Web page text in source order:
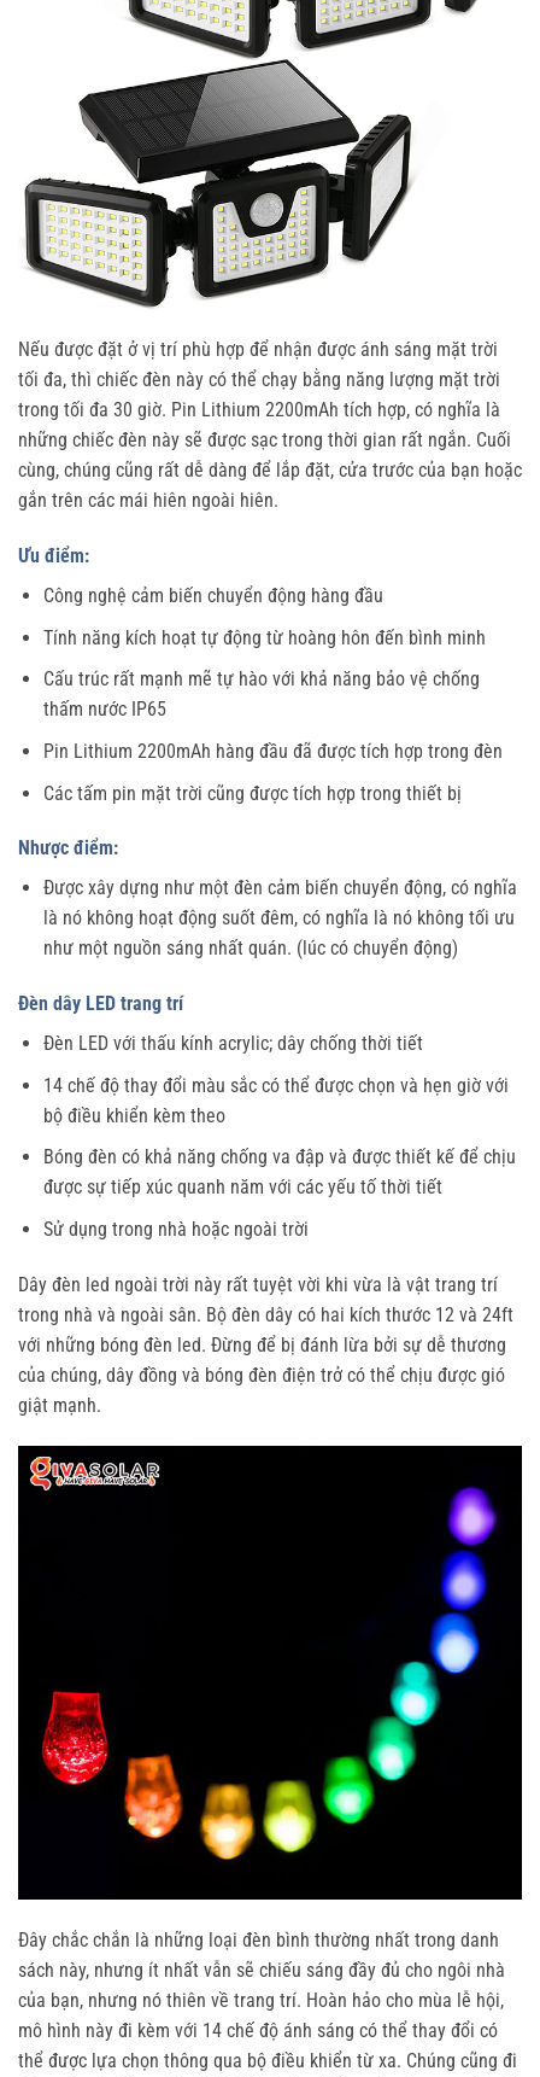
Nếu được đặt ở vị trí phù hợp để nhận được ánh sáng mặt trời
tối đa, thì chiếc đèn này có thể chạy bằng năng lượng mặt trời
trong tối đa 30 giờ. Pin Lithium 2200mAh tích hợp, có nghĩa là
những chiếc đèn này sẽ được sạc trong thời gian rất ngắn. Cuối
cùng, chúng cũng rất dễ dàng để lắp đặt, cửa trước của bạn hoặc
gắn trên các mái hiên ngoài hiên.
Ưu điểm:
Công nghệ cảm biến chuyển động hàng đầu
Tính năng kích hoạt tự động từ hoàng hôn đến bình minh
Cấu trúc rất mạnh mẽ tự hào với khả năng bảo vệ chống
thấm nước IP65
Pin Lithium 2200mAh hàng đầu đã được tích hợp trong đèn
Các tấm pin mặt trời cũng được tích hợp trong thiết bị
Nhược điểm:
Được xây dựng như một đèn cảm biến chuyển động, có nghĩa
là nó không hoạt động suốt đêm, có nghĩa là nó không tối ưu
như một nguồn sáng nhất quán. (lúc có chuyển động)
Đèn dây LED trang trí
Đèn LED với thấu kính acrylic; dây chống thời tiết
14 chế độ thay đổi màu sắc có thể được chọn và hẹn giờ với
bộ điều khiển kèm theo
Bóng đèn có khả năng chống va đập và được thiết kế để chịu
được sự tiếp xúc quanh năm với các yếu tố thời tiết
Sử dụng trong nhà hoặc ngoài trời
Dây đèn led ngoài trời này rất tuyệt vời khi vừa là vật trang trí
trong nhà và ngoài sân. Bộ đèn dây có hai kích thước 12 và 24ft
với những bóng đèn led. Đừng để bị đánh lừa bởi sự dễ thương
của chúng, dây đồng và bóng đèn điện trở có thể chịu được gió
giật mạnh.
Đây chắc chắn là những loại đèn bình thường nhất trong danh
sách này, nhưng ít nhất vẫn sẽ chiếu sáng đầy đủ cho ngôi nhà
của bạn, nhưng nó thiên về trang trí. Hoàn hảo cho mùa lễ hội,
mô hình này đi kèm với 14 chế độ ánh sáng có thể thay đổi có
thể được lựa chọn thông qua bộ điều khiển từ xa. Chúng cũng đi